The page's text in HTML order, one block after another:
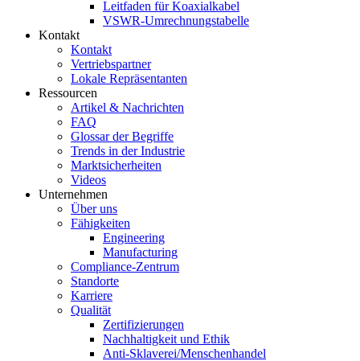
Leitfaden für Koaxialkabel
VSWR-Umrechnungstabelle
Kontakt
Kontakt
Vertriebspartner
Lokale Repräsentanten
Ressourcen
Artikel & Nachrichten
FAQ
Glossar der Begriffe
Trends in der Industrie
Marktsicherheiten
Videos
Unternehmen
Über uns
Fähigkeiten
Engineering
Manufacturing
Compliance-Zentrum
Standorte
Karriere
Qualität
Zertifizierungen
Nachhaltigkeit und Ethik
Anti-Sklaverei/Menschenhandel